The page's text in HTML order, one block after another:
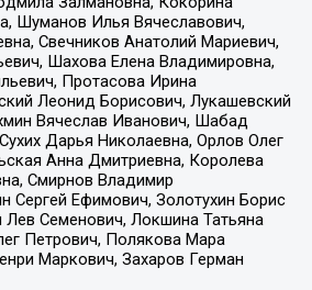
Шуманов Илья Вячеславович,
Свечников Анатолий Мариевич,
Шахова Елена Владимировна,
Протасова Ирина
Леонид Борисович, Лукашевский
Вячеслав Иванович, Шабад
Дарья Николаевна, Орлов Олег
Анна Дмитриевна, Королева
Смирнов Владимир
Сергей Ефимович, Золотухин Борис
Семенович, Локшина Татьяна
Петрович, Полякова Мара
Маркович, Захаров Герман